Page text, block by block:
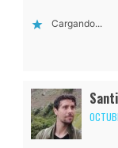
Cargando...
Santi